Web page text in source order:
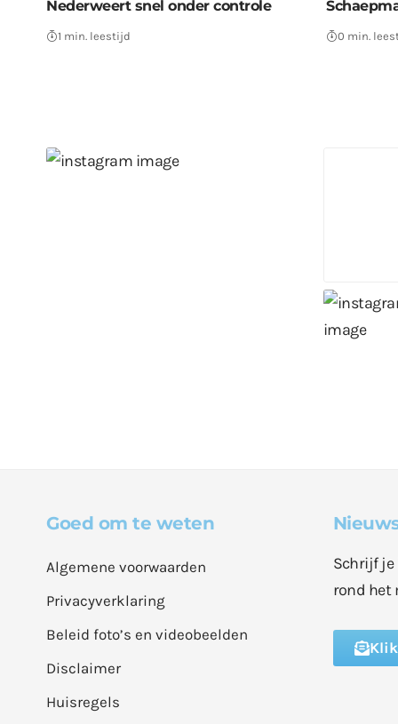
Nederweert snel onder controle
1 min. leestijd 0 min.
Goed om te weten
Algemene voorwaarden
Privacyverklaring
Beleid foto’s en videobeelden
Disclaimer
Huisregels
Schrijf je
rond het